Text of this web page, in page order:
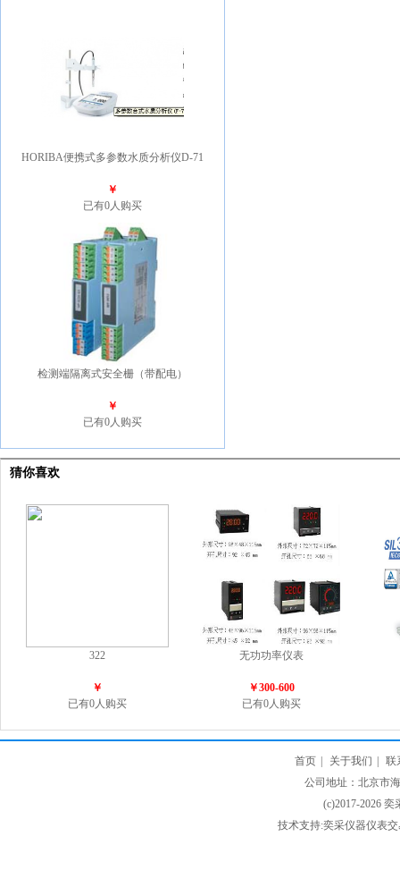
HORIBA便携式多参数水质分析仪D-71
￥
已有0人购买
检测端隔离式安全栅（带配电）
￥
已有0人购买
猜你喜欢
322
￥
已有0人购买
无功功率仪表
￥300-600
已有0人购买
首页 关于我们
联
公司地址：北京市
(c)2017-2026
技术支持:奕采仪器仪表